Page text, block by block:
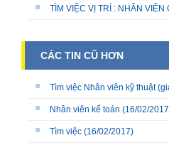
TÌM VIỆC VỊ TRÍ : NHÂN
CÁC TIN CŨ HƠN
Tìm việc Nhân viên kỹ thuật
Nhân viên kế toán (16/02/
Tìm việc (16/02/2017)